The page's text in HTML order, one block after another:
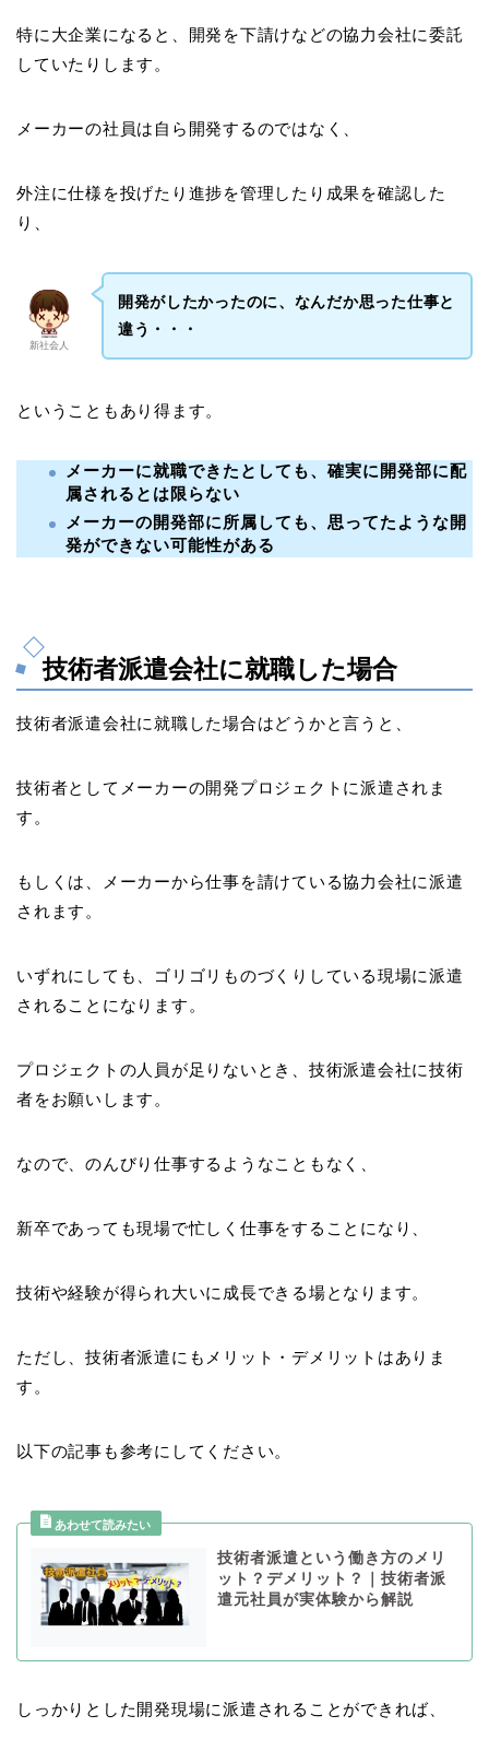
特に大企業になると、開発を下請けなどの協力会社に委託
していたりします。
メーカーの社員は自ら開発するのではなく、
外注に仕様を投げたり進捗を管理したり成果を確認した
り、
新社会人
開発がしたかったのに、なんだか思った仕事と
違う・・・
ということもあり得ます。
メーカーに就職できたとしても、確実に開発部に配
属されるとは限らない
メーカーの開発部に所属しても、思ってたような開
発ができない可能性がある
技術者派遣会社に就職した場合
技術者派遣会社に就職した場合はどうかと言うと、
技術者としてメーカーの開発プロジェクトに派遣されま
す。
もしくは、メーカーから仕事を請けている協力会社に派遣
されます。
いずれにしても、ゴリゴリものづくりしている現場に派遣
されることになります。
プロジェクトの人員が足りないとき、技術派遣会社に技術
者をお願いします。
なので、のんびり仕事するようなこともなく、
新卒であっても現場で忙しく仕事をすることになり、
技術や経験が得られ大いに成長できる場となります。
ただし、技術者派遣にもメリット・デメリットはありま
す。
以下の記事も参考にしてください。
技術者派遣という働き方のメリ
ット？デメリット？｜技術者派
遣元社員が実体験から解説
しっかりとした開発現場に派遣されることができれば、